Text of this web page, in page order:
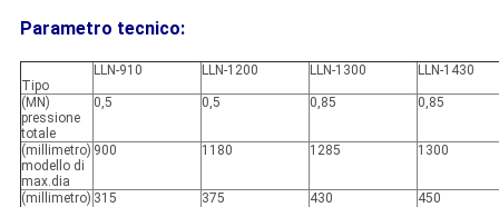
Parametro tecnico:
Tipo
LLN-910 LLN-1200 LLN-1300 LLN-1430
(MN)
pressione
totale
0,5 0,5 0,85 0,85
(millimetro)
modello di
max.dia
900 1180 1285 1300
(millimetro) 315 375 430 450